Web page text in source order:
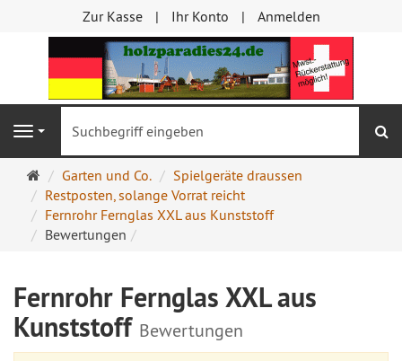
Zur Kasse Ihr Konto Anmelden
Navigation
Startseite
Garten und Co.
Spielgeräte draussen
Restposten, solange Vorrat reicht
Fernrohr Fernglas XXL aus Kunststoff
Bewertungen
Fernrohr Fernglas XXL aus
Kunststoff Bewertungen